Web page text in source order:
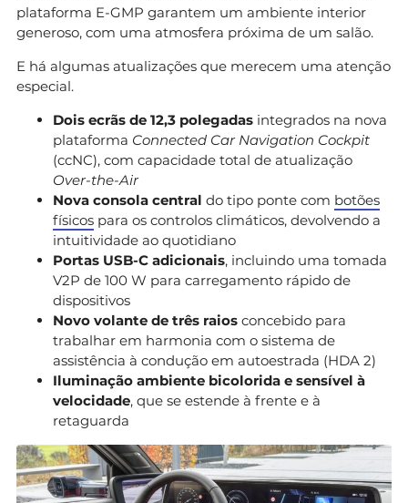
plataforma E-GMP garantem um ambiente interior
generoso, com uma atmosfera próxima de um salão.
E há algumas atualizações que merecem uma atenção
especial.
Dois ecrãs de 12,3 polegadas integrados na nova
plataforma Connected Car Navigation Cockpit
(ccNC), com capacidade total de atualização
Over-the-Air
Nova consola central do tipo ponte com botões
físicos para os controlos climáticos, devolvendo a
intuitividade ao quotidiano
Portas USB-C adicionais, incluindo uma tomada
V2P de 100 W para carregamento rápido de
dispositivos
Novo volante de três raios concebido para
trabalhar em harmonia com o sistema de
assistência à condução em autoestrada (HDA 2)
Iluminação ambiente bicolorida e sensível à
velocidade, que se estende à frente e à
retaguarda